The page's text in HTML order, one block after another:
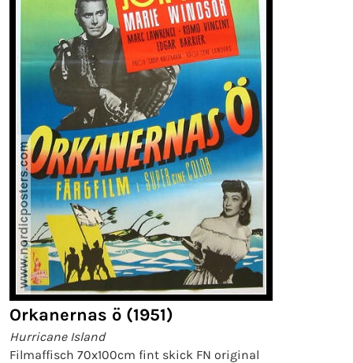
Orkanernas ö (1951)
Hurricane Island
Filmaffisch 70x100cm fint skick FN original